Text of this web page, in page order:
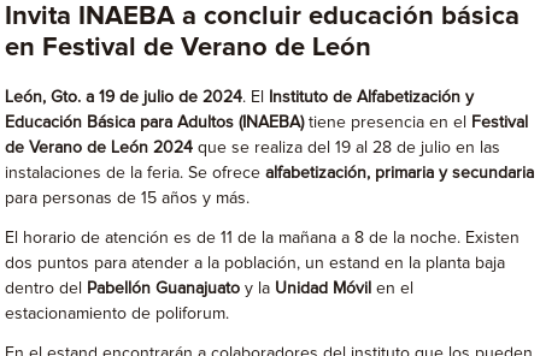
Invita INAEBA a concluir educación básica
en Festival de Verano de León
León, Gto. a 19 de julio de 2024. El
Instituto de Alfabetización y
Educación Básica para Adultos (INAEBA)tiene presencia en el
Festival
de Verano de León 2024 que se realiza del 19 al 28 de julio en las
instalaciones de la feria. Se ofrecealfabetización, primaria y secundaria
para personas de 15 años y más.
El horario de atención es de 11 de la mañana a 8 de la noche. Existen
dos puntos para atender a la población, un estand en la planta baja
dentro del
Pabellón Guanajuato y la Unidad Móvilen el
estacionamiento de poliforum.